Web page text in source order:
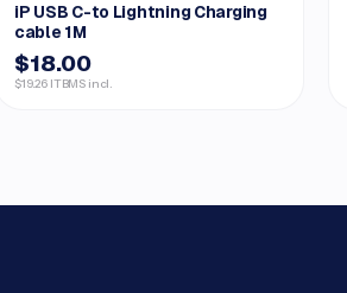
iP USB C-to Lightning Charging
cable 1M
$18.00
$19.26 ITBMS incl.